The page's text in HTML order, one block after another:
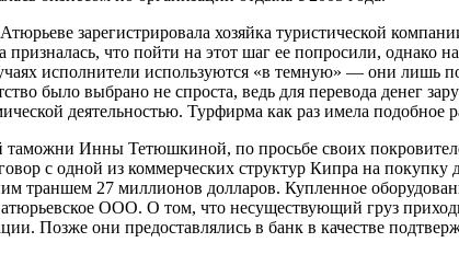
зарегистрировала хозяйка туристической
что пойти на этот шаг ее попросили, однако
исполнители используются «в темную» — они лишь
было выбрано не спроста, ведь для перевода денег
деятельностью. Турфирма как раз имела подобное
таможни Инны Тетюшкиной, по просьбе своих
с одной из коммерческих структур Кипра на
траншем 27 миллионов долларов. Купленное
ООО. О том, что несуществующий груз
Позже они предоставлялись в банк в качестве